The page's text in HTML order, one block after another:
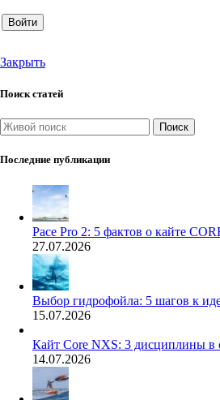
Войти
Закрыть
Поиск статей
Поиск
Последние публикации
Pace Pro 2: 5 фактов о кайте
27.07.2026
Выбор гидрофойла: 5 шагов к
15.07.2026
Кайт Core NXS: 3 дисциплины в
14.07.2026